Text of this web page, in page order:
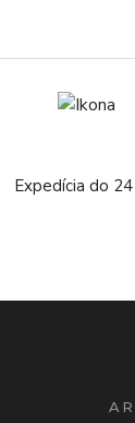
Expedícia do